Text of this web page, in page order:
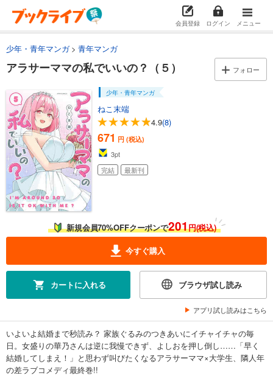
会員登録 ログイン メニュー
少年・青年マンガ 青年マンガ
アラサーママの私でいいの？（５） フォロー
少年・青年マンガ
ねこ末端
4.9(8)
671 円 (税込)
3pt
完結
最新刊
新規会員70%OFFクーポンで201円(税込)
今すぐ購入
カートに入れる ブラウザ試し読み
アプリ試し読みはこちら
いよいよ結婚まで秒読み？ 家族ぐるみのつきあいにイチャイチャの毎
日。女盛りの華乃さんは逆に我慢できず、よしおを押し倒し……「早く
結婚してしまえ！」と思わず叫びたくなるアラサーママ×大学生、隣人年
の差ラブコメディ最終巻!!